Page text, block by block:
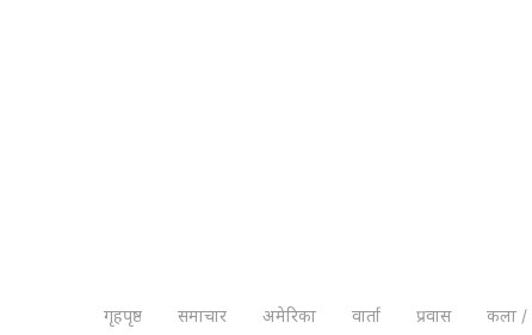
गृहपृष्ठ समाचार अमेरिका वार्ता प्रवास कला /